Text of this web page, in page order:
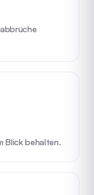
Blick behalten.